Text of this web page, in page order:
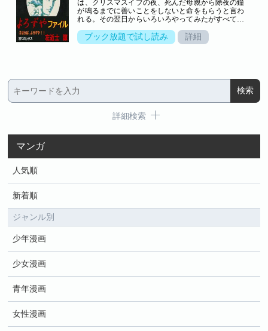
は、クリスマスイブの夜、死んだ母親から除夜の鐘
が鳴るまでに善いことをしないと命をもらうと言わ
れる。その翌日からいろいろやってみたがすべて裏
相談するのだが……!?そしてオフィスよろずやが入
ったビルが爆破され、そこに仕組まれた陰謀にマダ
ブック放題で試し読み 詳細
詳細検索
マンガ
人気順
新着順
ジャンル別
少年漫画
少女漫画
青年漫画
女性漫画